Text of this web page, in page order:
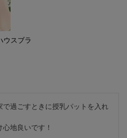
ウスブラ
過ごすときに授乳パットを入れ
地良いです！